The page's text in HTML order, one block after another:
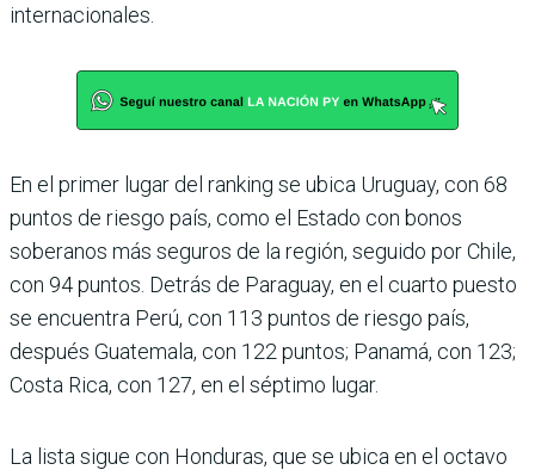
inter­nacionales.
En el primer lugar del ran­king se ubica Uruguay, con 68
puntos de riesgo país, como el Estado con bonos
soberanos más seguros de la región, seguido por Chile,
con 94 puntos. Detrás de Para­guay, en el cuarto puesto
se encuentra Perú, con 113 pun­tos de riesgo país,
después Guatemala, con 122 puntos; Panamá, con 123;
Costa Rica, con 127, en el séptimo lugar.
La lista sigue con Hondu­ras, que se ubica en el octavo